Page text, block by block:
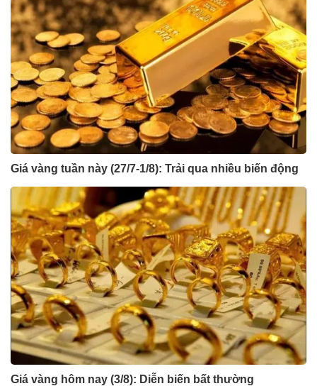
Giá vàng tuần này (27/7-1/8): Trải qua nhiều biến động
Giá vàng hôm nay (3/8): Diễn biến bất thường